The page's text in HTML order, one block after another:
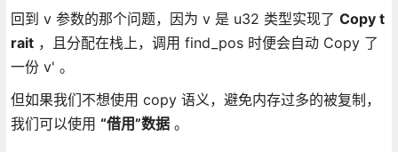
回到 v 参数的那个问题，因为 v 是 u32 类型实现了 Copy t
rait，且分配在栈上，调用 find_pos 时便会自动 Copy 了
一份 v' 。
但如果我们不想使用 copy 语义，避免内存过多的被复制，
我们可以使用 “借用”数据。